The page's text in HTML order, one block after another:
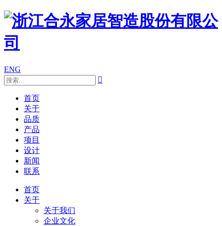
ENG

首页
关于
品质
产品
项目
设计
新闻
联系
首页
关于
关于我们
企业文化